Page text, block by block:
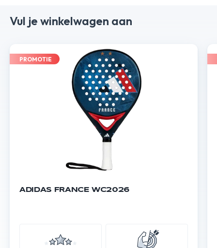
Vul je winkelwagen aan
PROMOTIE
ADIDAS FRANCE WC2026